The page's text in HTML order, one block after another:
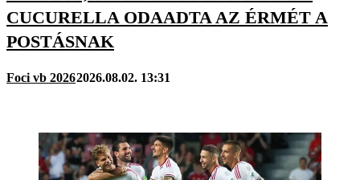
CUCURELLA ODAADTA AZ ÉRMÉT A
POSTÁSNAK
Foci vb 20262026.08.02. 13:31